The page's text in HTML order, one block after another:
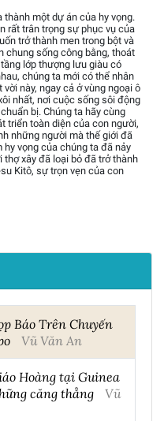
thành một dự án của hy vọng.
rất trân trọng sự phục vụ của
trở thành men trong bột và
chung sống công bằng, thoát
lớp thượng lưu giàu có
chúng ta mới có thể nhân
này, ngay cả ở vùng ngoại ô
nhất, nơi cuộc sống sôi động
bị. Chúng ta hãy cùng
triển toàn diện của con người,
những người mà thế giới đã
hy vọng của chúng ta đã nảy
thợ xây đã loại bỏ đã trở thành
Kitô, sự trọn vẹn của con
Báo Trên Chuyến
Vũ Văn An
Hoàng tại Guinea
căng thẳng
Vũ